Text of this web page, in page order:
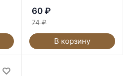
60 ₽
74 ₽
В корзину